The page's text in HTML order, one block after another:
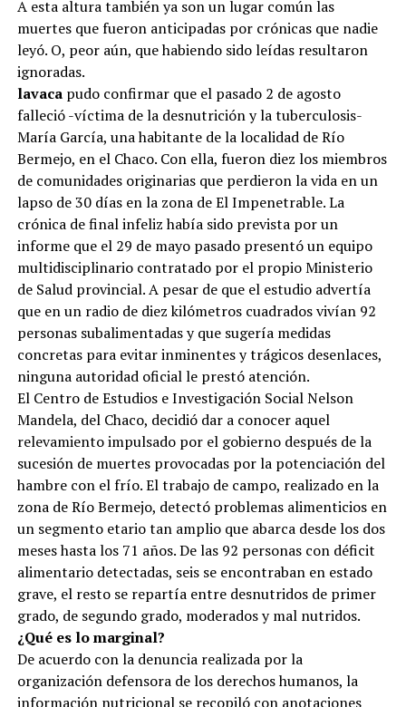
A esta altura también ya son un lugar común las
muertes que fueron anticipadas por crónicas que nadie
leyó. O, peor aún, que habiendo sido leídas resultaron
ignoradas.
lavacapudo confirmar que el pasado 2 de agosto
falleció -víctima de la desnutrición y la tuberculosis-
María García, una habitante de la localidad de Río
Bermejo, en el Chaco. Con ella, fueron diez los miembros
de comunidades originarias que perdieron la vida en un
lapso de 30 días en la zona de El Impenetrable. La
crónica de final infeliz había sido prevista por un
informe que el 29 de mayo pasado presentó un equipo
multidisciplinario contratado por el propio Ministerio
de Salud provincial. A pesar de que el estudio advertía
que en un radio de diez kilómetros cuadrados vivían 92
personas subalimentadas y que sugería medidas
concretas para evitar inminentes y trágicos desenlaces,
ninguna autoridad oficial le prestó atención.
El Centro de Estudios e Investigación Social Nelson
Mandela, del Chaco, decidió dar a conocer aquel
relevamiento impulsado por el gobierno después de la
sucesión de muertes provocadas por la potenciación del
hambre con el frío. El trabajo de campo, realizado en la
zona de Río Bermejo, detectó problemas alimenticios en
un segmento etario tan amplio que abarca desde los dos
meses hasta los 71 años. De las 92 personas con déficit
alimentario detectadas, seis se encontraban en estado
grave, el resto se repartía entre desnutridos de primer
grado, de segundo grado, moderados y mal nutridos.
¿Qué es lo marginal?
De acuerdo con la denuncia realizada por la
organización defensora de los derechos humanos, la
información nutricional se recopiló con anotaciones